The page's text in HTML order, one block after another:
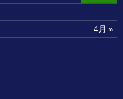
4月 »